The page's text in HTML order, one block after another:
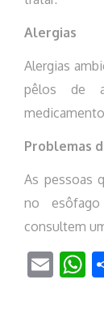
Alergias
Alergias
pêlos de
Problemas
As pessoas
no
consultem
Email